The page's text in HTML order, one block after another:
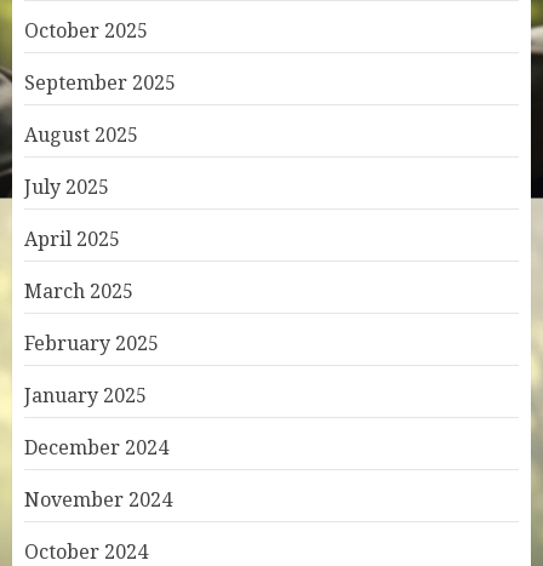
October 2025
September 2025
August 2025
July 2025
April 2025
March 2025
February 2025
January 2025
December 2024
November 2024
October 2024